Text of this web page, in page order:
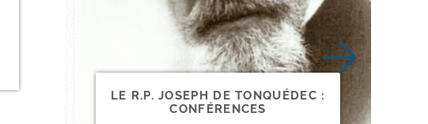
LE R.P. JOSEPH DE TONQUÉDEC :
CONFÉRENCES